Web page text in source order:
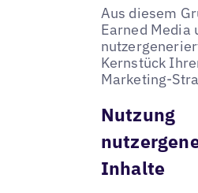
Aus diesem
Earned Media
Kernstück
Marketing-
Nutzung
Inhalte